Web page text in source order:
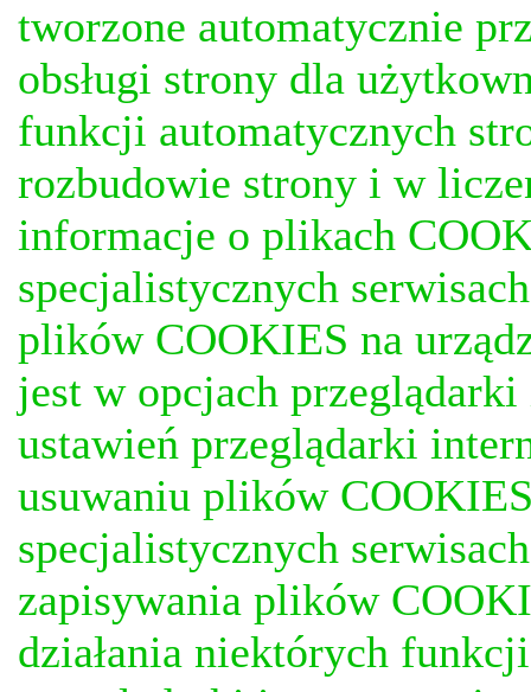
tworzone automatycznie
obsługi strony dla
funkcji automatycznych
rozbudowie strony i w
informacje o plikach
specjalistycznych
plików COOKIES na
jest w opcjach
ustawień przeglądarki
usuwaniu plików
specjalistycznych
zapisywania plików
działania niektórych